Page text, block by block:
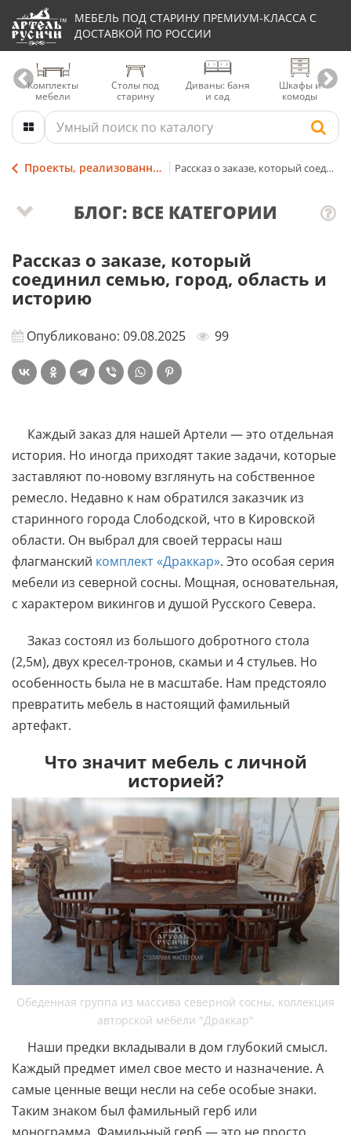
МЕБЕЛЬ ПОД СТАРИНУ ПРЕМИУМ-КЛАССА С
ДОСТАВКОЙ ПО РОССИИ
Комплекты
мебели
Столы под
старину
Диваны: баня
и сад
Шкафы и
комоды
Проекты, реализованные мастерами столярной Артели Рассказ о заказе, который соединил семью, город, область и историю
Рассказ о заказе, который
соединил семью, город, область и
историю
Опубликовано: 09.08.2025 99
Каждый заказ для нашей Артели — это отдельная
история. Но иногда приходят такие задачи, которые
заставляют по-новому взглянуть на собственное
ремесло. Недавно к нам обратился заказчик из
старинного города Слободской, что в Кировской
области. Он выбрал для своей террасы наш
флагманский комплект «Драккар». Это особая серия
мебели из северной сосны. Мощная, основательная,
с характером викингов и душой Русского Севера.
Заказ состоял из большого добротного стола
(2,5м), двух кресел-тронов, скамьи и 4 стульев. Но
особенность была не в масштабе. Нам предстояло
превратить мебель в настоящий фамильный
артефакт.
Что значит мебель с личной
историей?
Обеденная группа из массива северной сосны, коллекция
авторской мебели "Драккар"
Наши предки вкладывали в дом глубокий смысл.
Каждый предмет имел свое место и назначение. А
самые ценные вещи несли на себе особые знаки.
Таким знаком был фамильный герб или
БЛОГ: ВСЕ КАТЕГОРИИ